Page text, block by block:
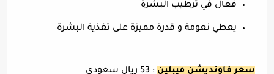
فعال في ترطيب البشرة
يعطي نعومة و قدرة مميزة على تغذية البشرة
سعر فاونديشن ميبلين : 53 ريال سعودي